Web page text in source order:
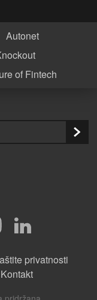
Autonet
of Fintech
privatnosti
Kontakt